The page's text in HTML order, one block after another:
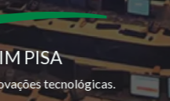
PISA
tecnológicas.